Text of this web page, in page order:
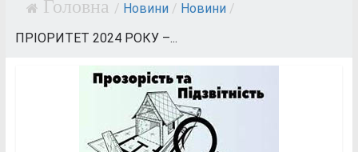
/ Новини / Новини /
ПРІОРИТЕТ 2024 РОКУ –...